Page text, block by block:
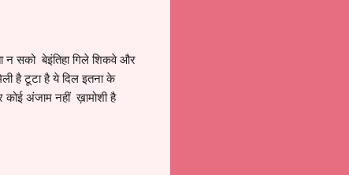
सको बेइंतिहा गिले शिकवे और
है टूटा है ये दिल इतना के
कोई अंजाम नहीं ख़ामोशी है